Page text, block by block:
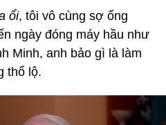
ổi, tôi vô cùng sợ ống
ngày đóng máy hầu như
Minh, anh bảo gì là làm
thổ lộ.